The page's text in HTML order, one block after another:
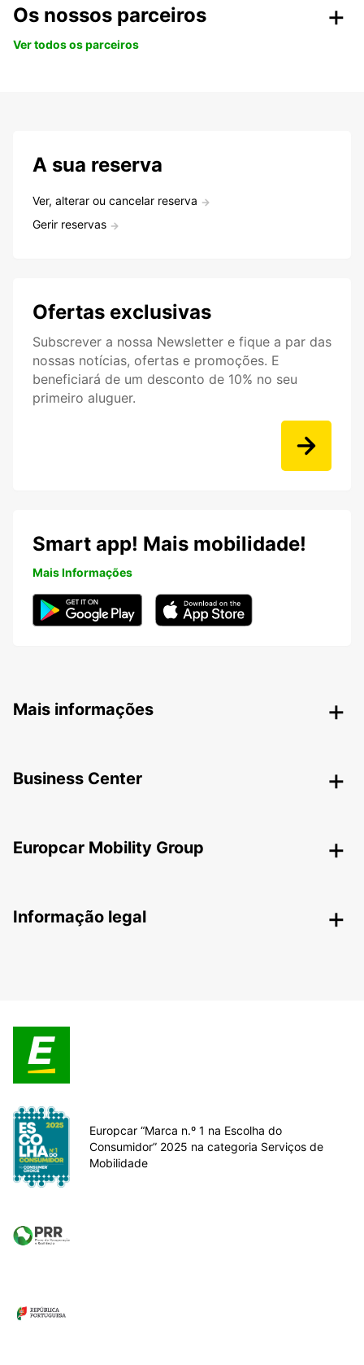
Os nossos parceiros
Ver todos os parceiros
A sua reserva
Ver, alterar ou cancelar reserva
Gerir reservas
Ofertas exclusivas
Subscrever a nossa Newsletter e fique a par das
nossas notícias, ofertas e promoções. E
beneficiará de um desconto de 10% no seu
primeiro aluguer.
Smart app! Mais mobilidade!
Mais Informações
Mais informações
Business Center
Europcar Mobility Group
Informação legal
Europcar “Marca n.º 1 na Escolha do
Consumidor” 2025 na categoria Serviços de
Mobilidade